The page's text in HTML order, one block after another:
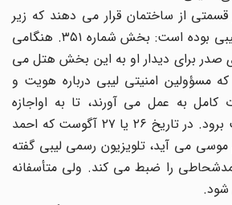
از ساختمان قرار مى دهند که زیر
نظر دستگاه اطلاعات لیبى بوده است: بخش شماره ۳۵۱. هنگامى
صدر براى دیدار او به این بخش هتل مى
امنیتى لیبى درباره هویت و
به عمل مى آورند، تا به اواجازه
دهند که به این قسمت برود. در تاریخ ۲۶ یا ۲۷ آگوست که احمد
مى آید، تلویزیون رسمى لیبى گفته
را ضبط مى کند. ولى متأسفانه